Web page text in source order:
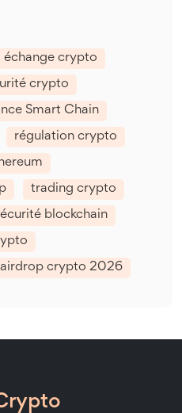
échange crypto
crypto
Smart Chain
régulation crypto
trading crypto
blockchain
airdrop crypto 2026